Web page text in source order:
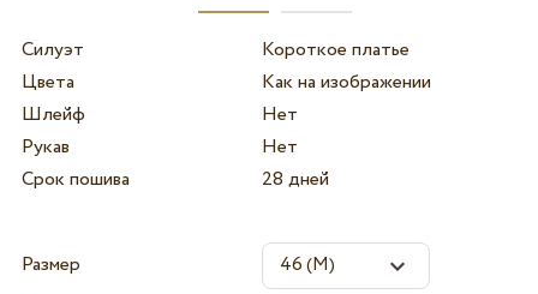
Силуэт
Короткое платье
Цвета
Как на изображении
Шлейф
Нет
Рукав
Нет
Срок пошива
28 дней
Размер